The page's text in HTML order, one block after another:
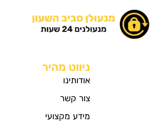
ניווט מהיר
אודותינו
צור קשר
מידע מקצועי